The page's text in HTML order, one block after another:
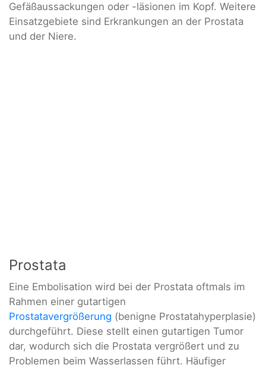
Gefäßaussackungen oder -läsionen im Kopf. Weitere
Einsatzgebiete sind Erkrankungen an der Prostata
und der Niere.
Prostata
Eine Embolisation wird bei der Prostata oftmals im
Rahmen einer gutartigen
Prostatavergrößerung (benigne Prostatahyperplasie)
durchgeführt. Diese stellt einen gutartigen Tumor
dar, wodurch sich die Prostata vergrößert und zu
Problemen beim Wasserlassen führt. Häufiger